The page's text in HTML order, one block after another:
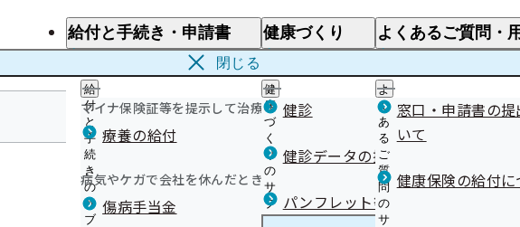
給付と手続き・申請書
給付と手続き
給
付
と
手
続
き
の
サ
ブ
マイナ保険証等を提示して治療を受けるとき
療養の給付
医療費が高額にな
限度額適用
病気やケガで会社を休んだとき
傷病手当金
医療費の全額を負
健康づくり
健
康
づ
く
り
の
サ
ブ
メ
健診 健
健診データの提供について
パンフレット等（広報）
よくあるご質問・
よ
く
あ
る
ご
質
問
の
サ
窓口・申請書の
いて
健康保険の給付に
閉じる
福岡支部
福岡支部からのお知らせ